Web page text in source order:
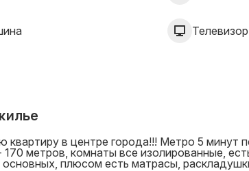
Телевизор
квартиру в центре города!!! Метро 5 минут
метров, комнаты все изолированные,
плюсом есть матрасы,